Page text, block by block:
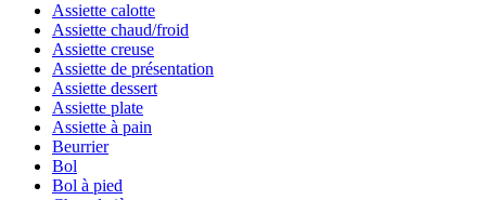
Assiette calotte
Assiette chaud/froid
Assiette creuse
Assiette de présentation
Assiette dessert
Assiette plate
Assiette à pain
Beurrier
Bol
Bol à pied